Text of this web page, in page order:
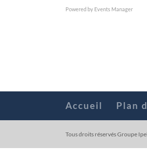
Powered by Events Manager
Accueil Plan
Tous droits réservés Groupe